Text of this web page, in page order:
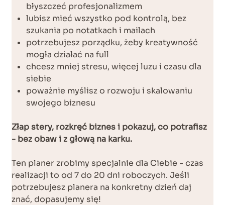
błyszczeć profesjonalizmem
lubisz mieć wszystko pod kontrolą, bez
szukania po notatkach i mailach
potrzebujesz porządku, żeby kreatywność
mogła działać na full
chcesz mniej stresu, więcej luzu i czasu dla
siebie
poważnie myślisz o rozwoju i skalowaniu
swojego biznesu
Złap stery, rozkręć biznes i pokazuj, co potrafisz
- bez obaw i z głową na karku.
Ten planer zrobimy specjalnie dla Ciebie - czas
realizacji to od 7 do 20 dni roboczych. Jeśli
potrzebujesz planera na konkretny dzień daj
znać, dopasujemy się!